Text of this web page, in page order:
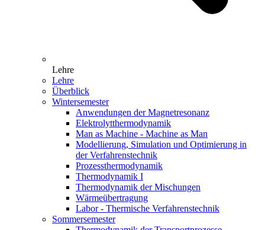
Lehre
Lehre
Überblick
Wintersemester
Anwendungen der Magnetresonanz
Elektrolytthermodynamik
Man as Machine - Machine as Man
Modellierung, Simulation und Optimierung in
der Verfahrenstechnik
Prozessthermodynamik
Thermodynamik I
Thermodynamik der Mischungen
Wärmeübertragung
Labor - Thermische Verfahrenstechnik
Sommersemester